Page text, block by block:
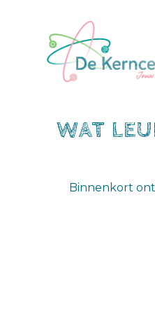
WAT
Binnenkort